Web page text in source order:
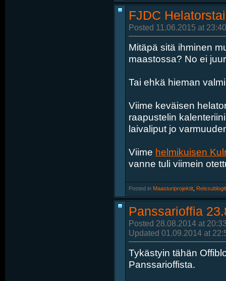
FJDC
Posted 11.06.2015 at
Mitäpä sitä ihminen
maastossa? No ei
Tai ehkä hieman
Viime keväisen
raapustelin
laivaliput jo
Viime helmikuisen
vanne tuli viimein
Posted in Maasturiprojektit Reissublogit
Panssarioffia
Posted 28.08.2014 at
Updated 01.09.2014 at
Tykästyin tähän
Panssarioffista.